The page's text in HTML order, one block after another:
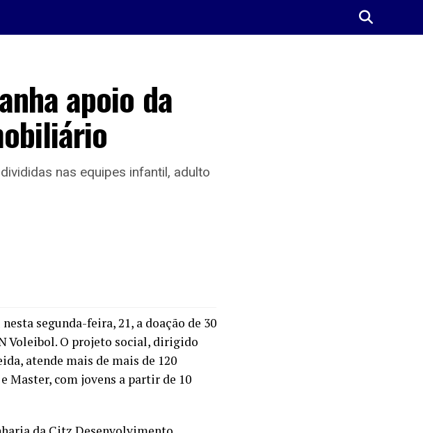
apoio da
nas equipes infantil, adulto
segunda-feira, 21, a doação de 30
Voleibol. O projeto social, dirigido
atende mais de mais de 120
com jovens a partir de 10